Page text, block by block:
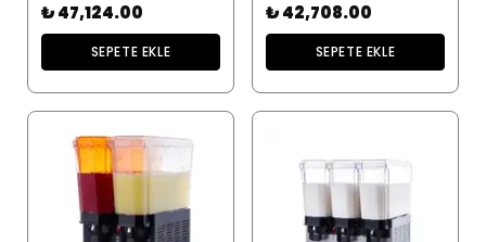
₺ 47,124.00
SEPETE EKLE
₺ 42,708.00
SEPETE EKLE